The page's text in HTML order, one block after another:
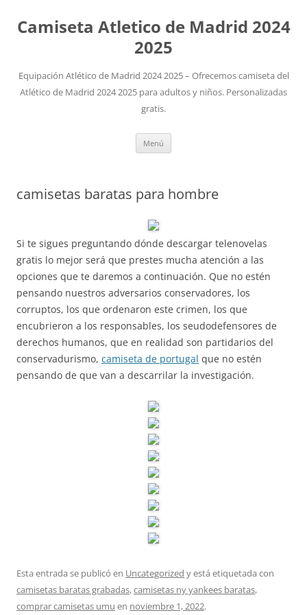
Camiseta Atletico de Madrid 2024
2025
Equipación Atlético de Madrid 2024 2025 – Ofrecemos camiseta del
Atlético de Madrid 2024 2025 para adultos y niños. Personalizadas
gratis.
Menú
camisetas baratas para hombre
Si te sigues preguntando dónde descargar telenovelas
gratis lo mejor será que prestes mucha atención a las
opciones que te daremos a continuación. Que no estén
pensando nuestros adversarios conservadores, los
corruptos, los que ordenaron este crimen, los que
encubrieron a los responsables, los seudodefensores de
derechos humanos, que en realidad son partidarios del
conservadurismo, camiseta de portugal que no estén
pensando de que van a descarrilar la investigación.
Esta entrada se publicó en Uncategorized y está etiquetada con
camisetas baratas grabadas,camisetas ny yankees baratas,
comprar camisetas umu en noviembre 1, 2022.